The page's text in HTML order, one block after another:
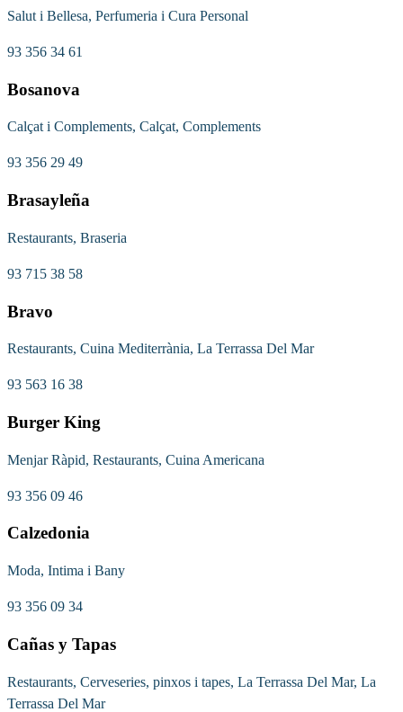
Salut i Bellesa, Perfumeria i Cura Personal
93 356 34 61
Bosanova
Calçat i Complements, Calçat, Complements
93 356 29 49
Brasayleña
Restaurants, Braseria
93 715 38 58
Bravo
Restaurants, Cuina Mediterrània, La Terrassa Del Mar
93 563 16 38
Burger King
Menjar Ràpid, Restaurants, Cuina Americana
93 356 09 46
Calzedonia
Moda, Intima i Bany
93 356 09 34
Cañas y Tapas
Restaurants, Cerveseries, pinxos i tapes, La Terrassa Del Mar, La
Terrassa Del Mar